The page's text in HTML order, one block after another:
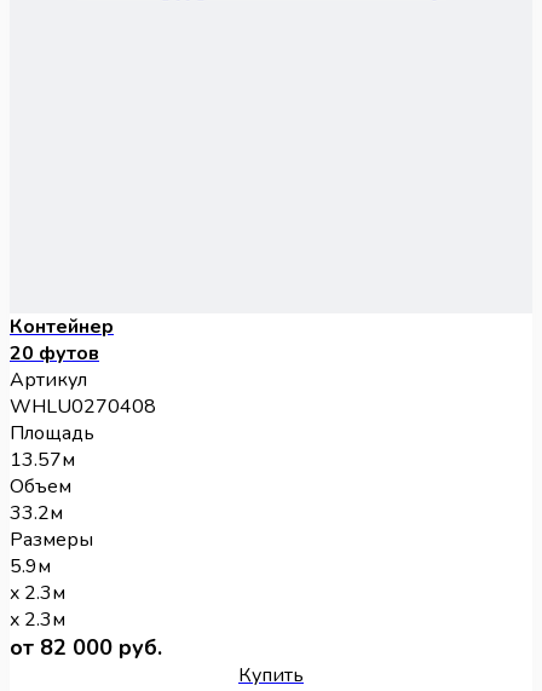
Контейнер
20 футов
Артикул
WHLU0270408
Площадь
13.57м
Объем
33.2м
Размеры
5.9м
x 2.3м
x 2.3м
от 82 000 руб.
Купить